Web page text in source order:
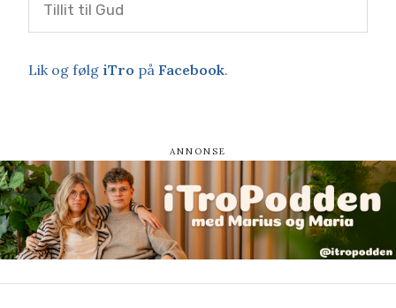
Tillit til Gud
Lik og følg iTro på Facebook.